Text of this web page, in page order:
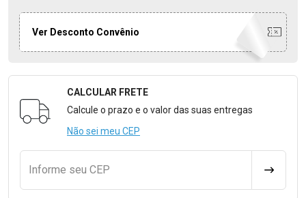
Ver Desconto Convênio
Formulário para Calcular o Frete
CALCULAR FRETE
Calcule o prazo e o valor das suas entregas
Não sei meu CEP
Informe seu CEP